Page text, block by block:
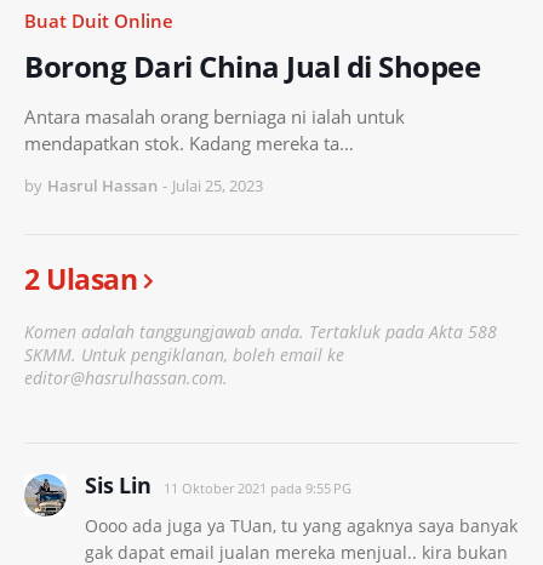
Buat Duit Online
Borong Dari China Jual di Shopee
Antara masalah orang berniaga ni ialah untuk
mendapatkan stok. Kadang mereka ta…
by Hasrul Hassan - Julai 25, 2023
2 Ulasan
Komen adalah tanggungjawab anda. Tertakluk pada Akta 588
SKMM. Untuk pengiklanan, boleh email ke
editor@hasrulhassan.com.
Sis Lin 11 Oktober 2021 pada 9:55 PG
Oooo ada juga ya TUan, tu yang agaknya saya banyak
gak dapat email jualan mereka menjual.. kira bukan